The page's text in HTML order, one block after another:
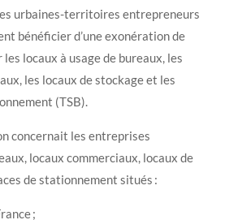
urbaines-territoires entrepreneurs
bénéficier d’une exonération de
locaux à usage de bureaux, les
les locaux de stockage et les
(TSB).
concernait les entreprises
locaux commerciaux, locaux de
de stationnement situés :
;